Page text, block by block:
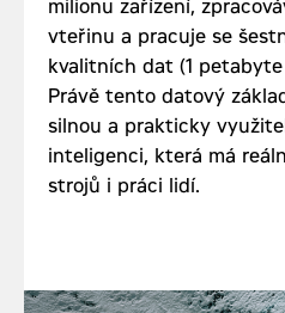
milionu zařízení,
vteřinu a pracuje se
kvalitních dat (1
Právě tento datový
silnou a prakticky
inteligenci, která má
strojů i práci lidí.